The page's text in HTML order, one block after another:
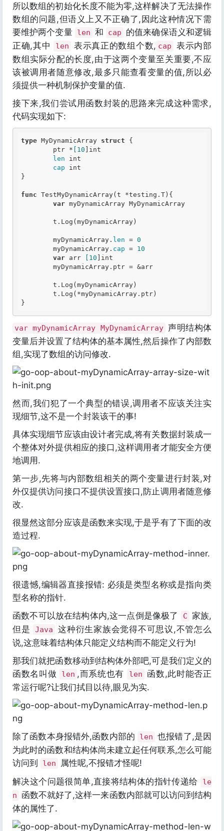
所以数组的初始化长度不能为零,这样解决了无法操作
数组的问题,但语义上又不正确了,因此这种情况下需
要维护两个变量 len 和 cap
的值来确保语义和逻辑
正确,其中
len 表示真正的数组个数, cap
表示内部
数组实际分配的长度,由于这两个变量至关重要,不应
该被调用者随意修改,最多只能查看变量的值,所以必
须提供一种机制保护变量的值.
接下来,我们尝试用函数封装的思路来完成这种需求,
代码实现如下:
type MyDynamicArray struct {
	ptr *
[10 ] int
len
int
cap
int
}
func TestMyDynamicArray(t *testing.T){
var myDynamicArray MyDynamicArray
	myDynamicArray.
len = 0
	myDynamicArray.
cap = 10
var arr [10 ] int
var myDynamicArray MyDynamicArray 声明结构体
变量后并设置了结构体的基本属性,然后操作了内部数
组,实现了数组的访问修改.
然而,我们犯了一个典型的错误,调用者不应该关注实
现细节,这不是一个封装该干的事!
具体实现细节应该由设计者完成,将有关数据封装成一
个整体对外提供相应的接口,这样调用者才能安全方便
地调用.
第一步,先将与内部数组相关的两个变量进行封装,对
外仅提供访问接口不提供设置接口,防止调用者随意修
改.
很显然这部分应该是函数来实现,于是乎有了下面的改
造过程.
很遗憾,编辑器直接报错: 必须是类型名称或是指向类
型名称的指针.
函数不可以放在结构体内,这一点倒是像极了
C
家族,
但是
Java
这种衍生家族会觉得不可思议,不管怎么
说,这意味着结构体只能定义结构而不能定义行为!
那我们就把函数移动到结构体外部吧,可是我们定义的
函数名叫做
len ,而系统也有 len
函数,此时能否正
常运行呢?让我们拭目以待,眼见为实.
除了函数本身报错外,函数内部的 len 也报错了,是因
为此时的函数和结构体尚未建立起任何联系,怎么可能
访问到
len
属性呢,不报错才怪呢!
解决这个问题很简单,直接将结构体的指针传递给
le
n
函数不就好了,这样一来函数内部就可以访问到结构
体的属性了.